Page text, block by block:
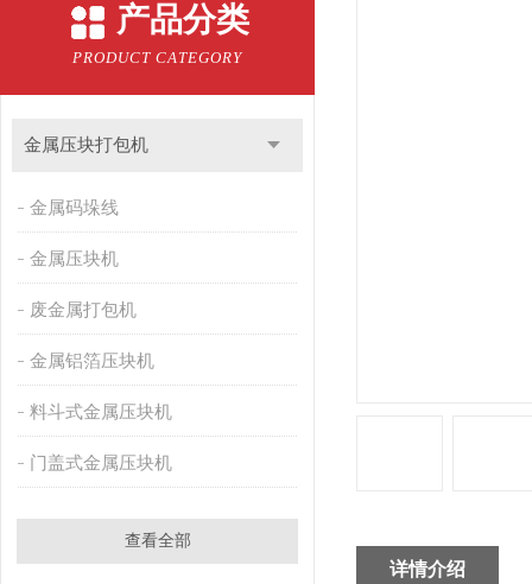
产品分类
PRODUCT CATEGORY
金属压块打包机
金属码垛线
金属压块机
废金属打包机
金属铝箔压块机
料斗式金属压块机
门盖式金属压块机
查看全部
详情介绍